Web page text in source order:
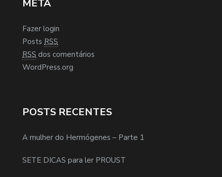
META
Fazer login
Posts RSS
RSS dos comentários
WordPress.org
POSTS RECENTES
A mulher do Hermógenes – Parte 1
SETE DICAS para ler PROUST